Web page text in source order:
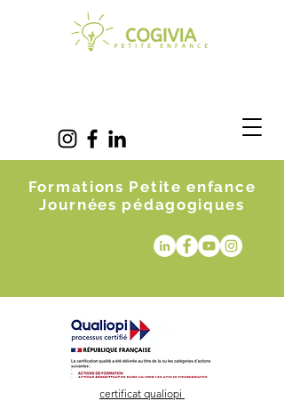
Formations Petite enfance
Journées pédagogiques
certificat qualiopi